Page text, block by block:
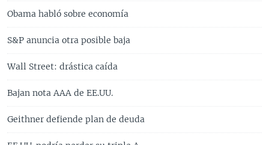
Obama habló sobre economía
S&P anuncia otra posible baja
Wall Street: drástica caída
Bajan nota AAA de EE.UU.
Geithner defiende plan de deuda